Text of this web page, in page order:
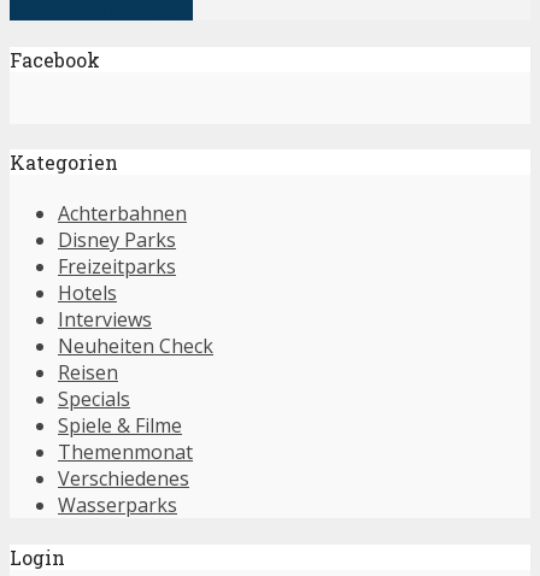
Facebook
Kategorien
Achterbahnen
Disney Parks
Freizeitparks
Hotels
Interviews
Neuheiten Check
Reisen
Specials
Spiele & Filme
Themenmonat
Verschiedenes
Wasserparks
Login